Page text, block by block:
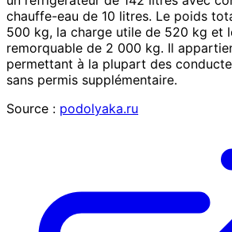
chauffe-eau de 10 litres. Le poids
500 kg, la charge utile de 520 kg et
remorquable de 2 000 kg. Il
permettant à la plupart des
sans permis supplémentaire.
Source : podolyaka.ru